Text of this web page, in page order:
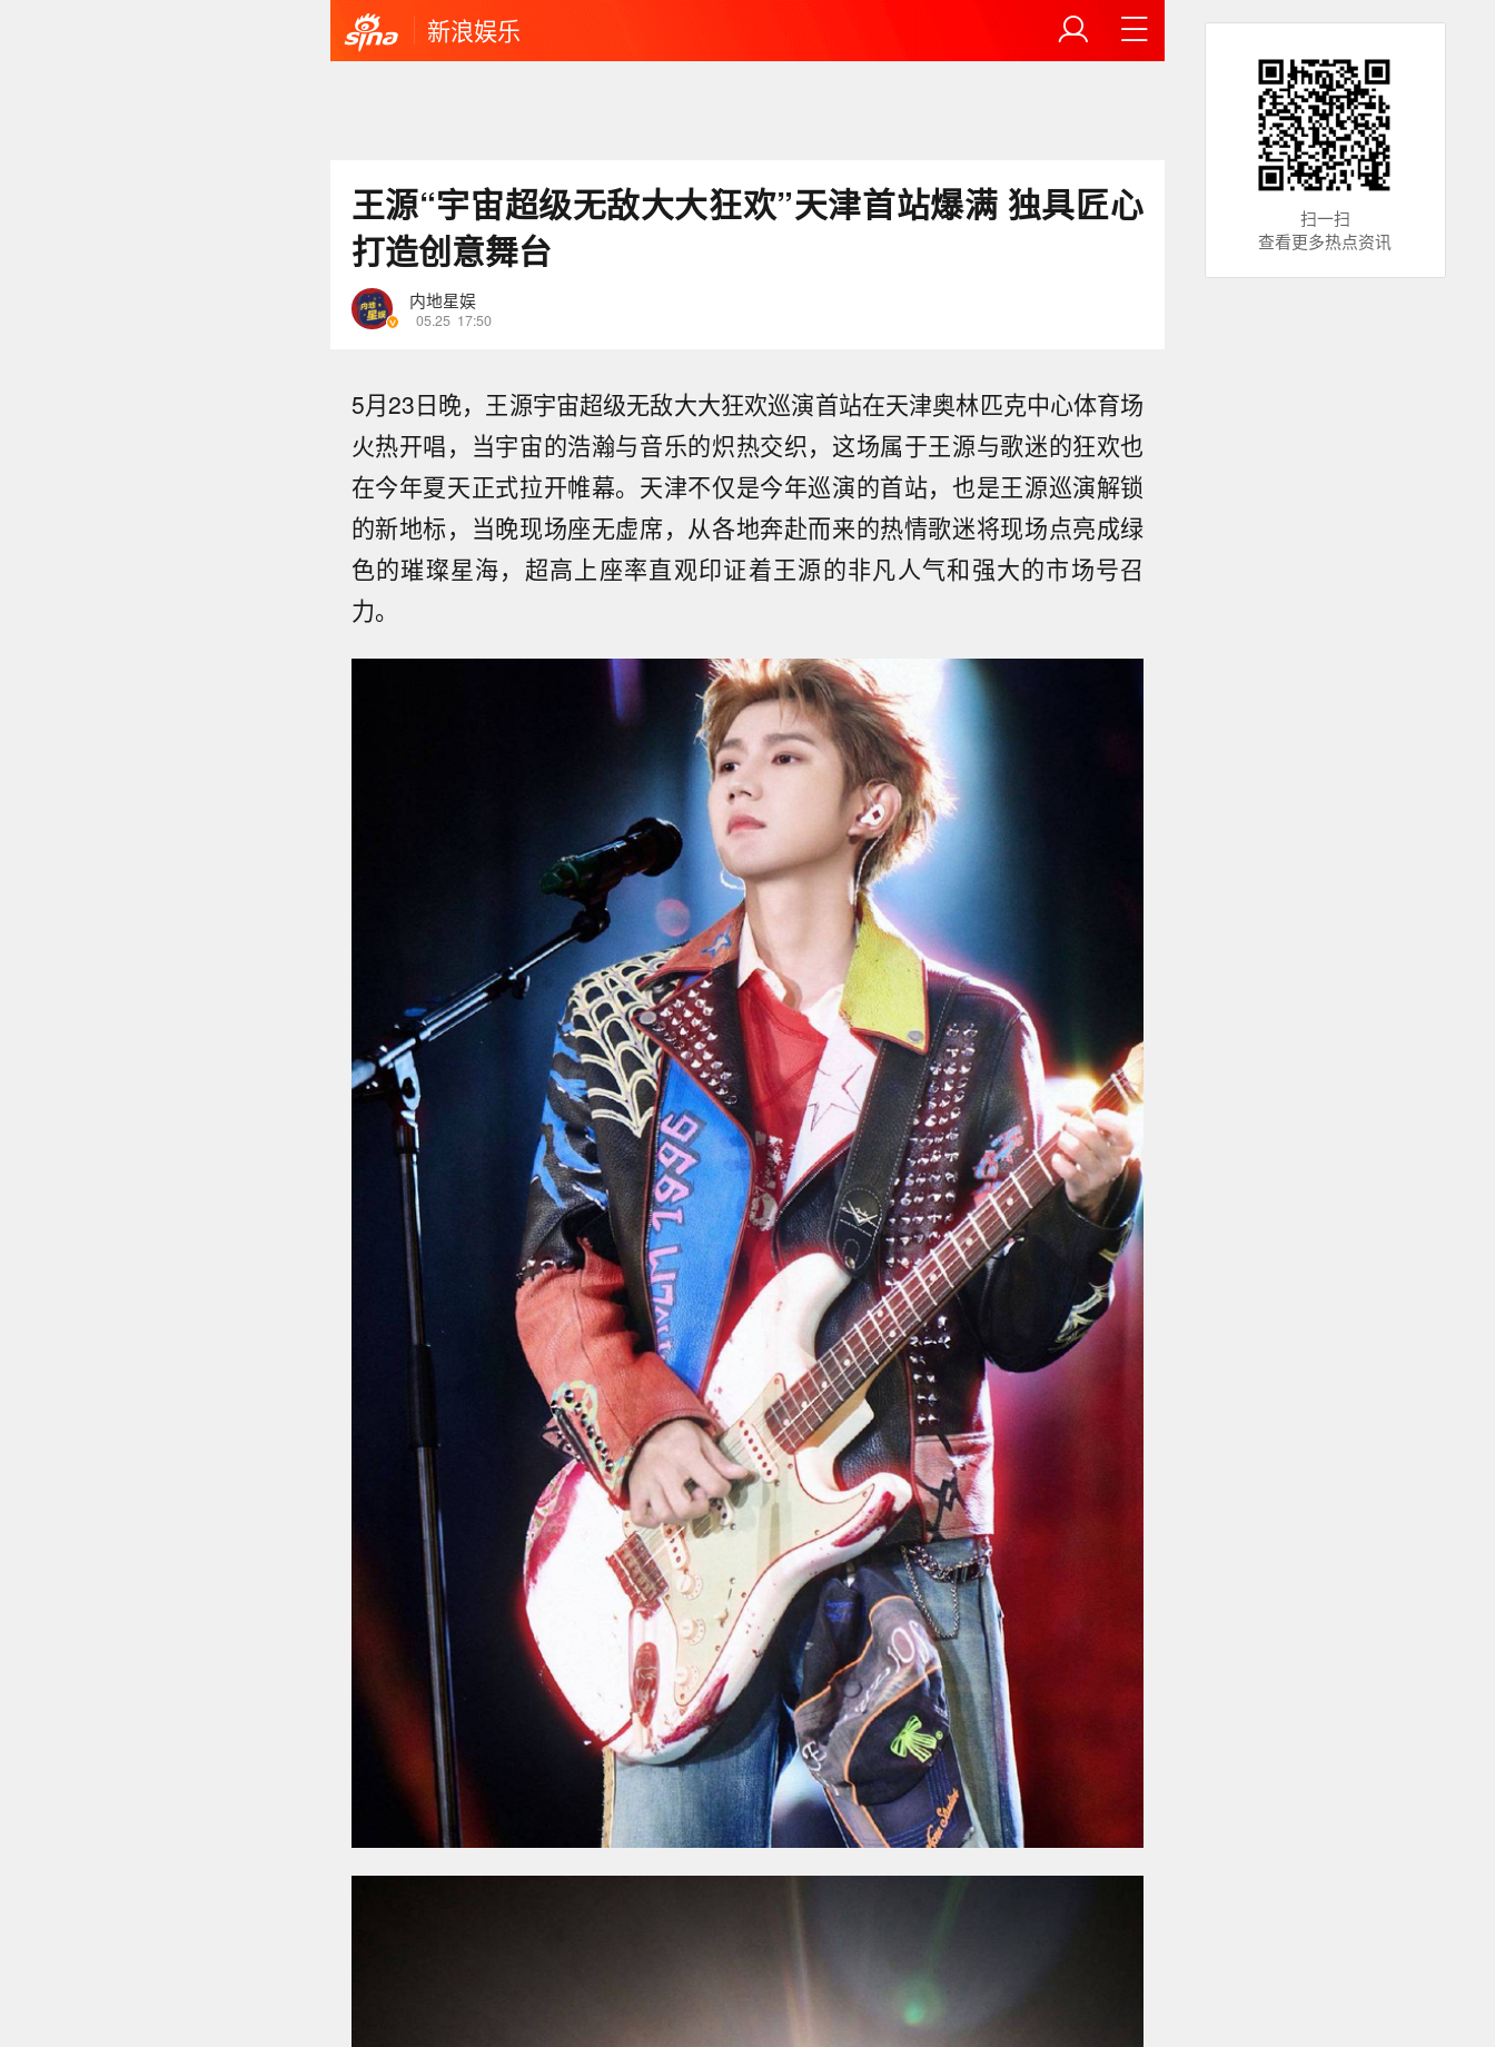
新浪娱乐
王源“宇宙超级无敌大大狂欢”天津首站爆满 独具匠心
打造创意舞台
内地星娱
05.25 17:50
5月23日晚，王源宇宙超级无敌大大狂欢巡演首站在天津奥林匹克中心体育场
火热开唱，当宇宙的浩瀚与音乐的炽热交织，这场属于王源与歌迷的狂欢也
在今年夏天正式拉开帷幕。天津不仅是今年巡演的首站，也是王源巡演解锁
的新地标，当晚现场座无虚席，从各地奔赴而来的热情歌迷将现场点亮成绿
色的璀璨星海，超高上座率直观印证着王源的非凡人气和强大的市场号召
力。
扫一扫
查看更多热点资讯